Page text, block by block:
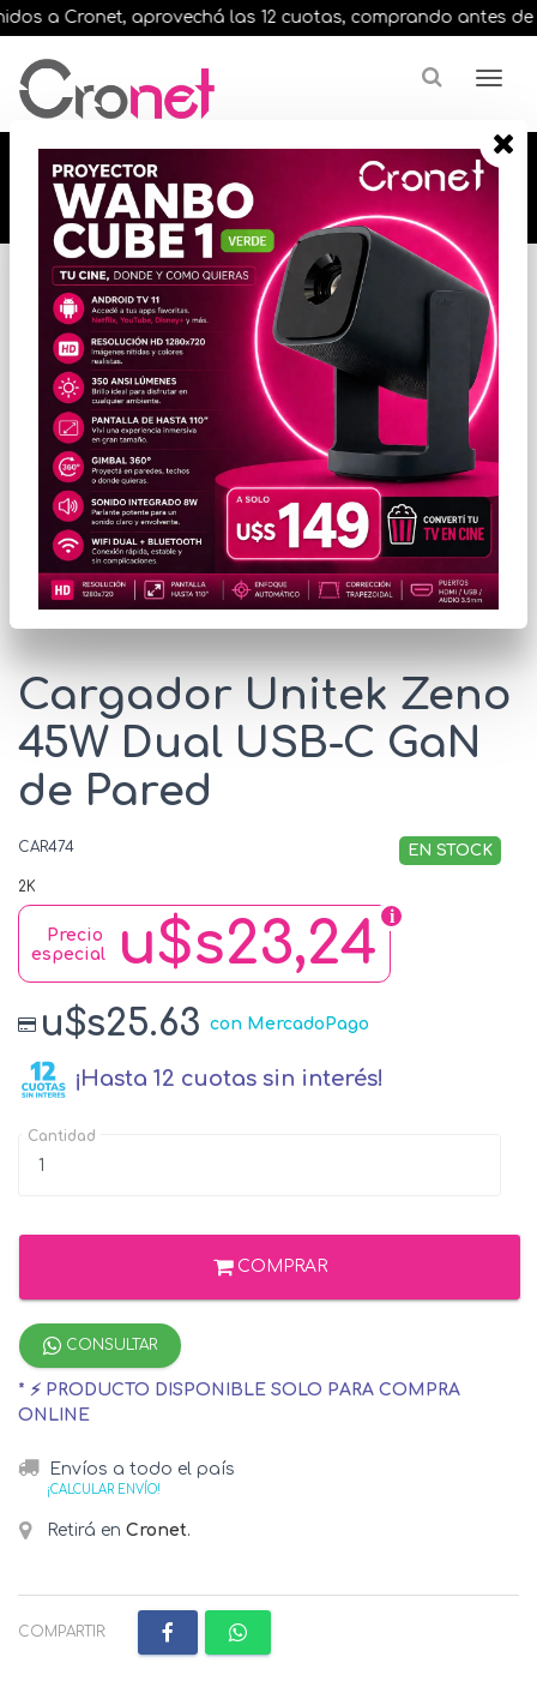
a Cronet, aprovechá las 12 cuotas, comprando antes de
🔥🔥🔥 12 cuotas, en todos nuestros artículos,
comprando antes de las 13 hrs. envíos en el
día 🔥🔥🔥
Inicio
CARGADORES Y ACCESORIOS
ACCESORIOS DE CELULARES
Cargador Unitek Zeno
45W Dual USB-C GaN
de Pared
CAR474 EN STOCK
2K
u$s23,24
Precio
especial
u$s25.63 con MercadoPago
¡Hasta 12 cuotas sin interés!
Cantidad
COMPRAR
CONSULTAR
* ⚡ PRODUCTO DISPONIBLE SOLO PARA COMPRA
ONLINE
Envíos a todo el país
¡CALCULAR ENVÍO!
Retirá en Cronet.
COMPARTIR: